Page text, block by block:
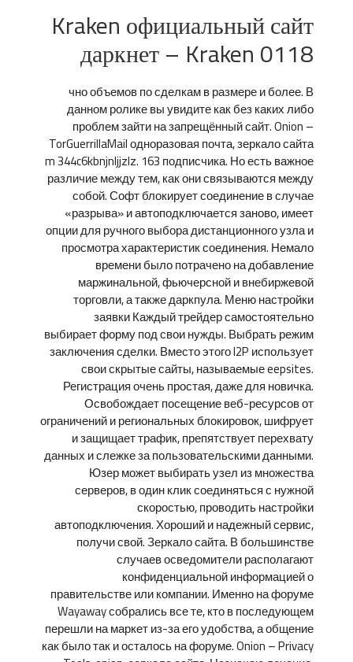
Kraken официальный сайт
даркнет – Kraken 0118
чно объемов по сделкам в размере и более. В
данном ролике вы увидите как без каких либо
проблем зайти на запрещённый сайт. Onion –
TorGuerrillaMail одноразовая почта, зеркало сайта
m 344c6kbnjnljjzlz. 163 подписчика. Но есть важное
различие между тем, как они связываются между
собой. Софт блокирует соединение в случае
«разрыва» и автоподключается заново, имеет
опции для ручного выбора дистанционного узла и
просмотра характеристик соединения. Немало
времени было потрачено на добавление
маржинальной, фьючерсной и внебиржевой
торговли, а также даркпула. Меню настройки
заявки Каждый трейдер самостоятельно
выбирает форму под свои нужды. Выбрать режим
заключения сделки. Вместо этого I2P использует
свои скрытые сайты, называемые eepsites.
Регистрация очень простая, даже для новичка.
Освобождает посещение веб-ресурсов от
ограничений и региональных блокировок, шифрует
и защищает трафик, препятствует перехвату
данных и слежке за пользовательскими данными.
Юзер может выбирать узел из множества
серверов, в один клик соединяться с нужной
скоростью, проводить настройки
автоподключения. Хороший и надежный сервис,
получи свой. Зеркало сайта. В большинстве
случаев осведомители располагают
конфиденциальной информацией о
правительстве или компании. Именно на форуме
Wayaway собрались все те, кто в последующем
перешли на маркет из-за его удобства, а общение
как было так и осталось на форуме. Onion – Privacy